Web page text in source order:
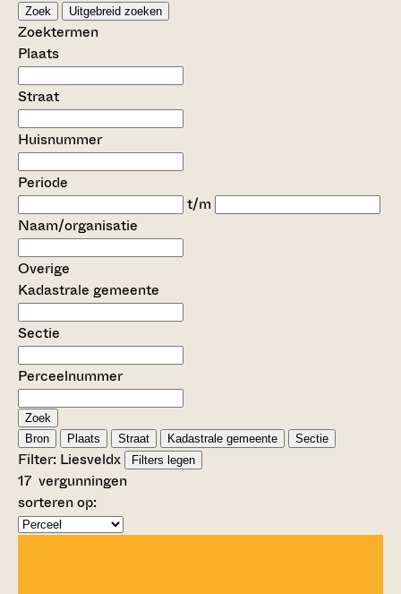
Zoek Uitgebreid zoeken
Zoektermen
Plaats
Straat
Huisnummer
Periode
t/m
Naam/organisatie
Overige
Kadastrale gemeente
Sectie
Perceelnummer
Zoek
Bron
Plaats Straat Kadastrale gemeente Sectie
Filter: Liesveldx Filters legen
17 vergunningen
sorteren op: